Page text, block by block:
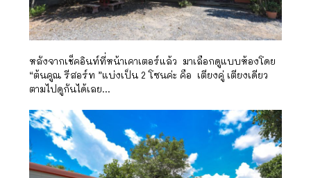
หลังจากเช็คอินท์ที่หน้าเคาเตอร์แล้ว มาเลือกดูแบบห้องโดย
“ต้นคูณ รีสอร์ท ”แบ่งเป็น 2 โซนค่ะ คือ เตียงคู่ เตียงเดียว
ตามไปดูกันได้เลย…